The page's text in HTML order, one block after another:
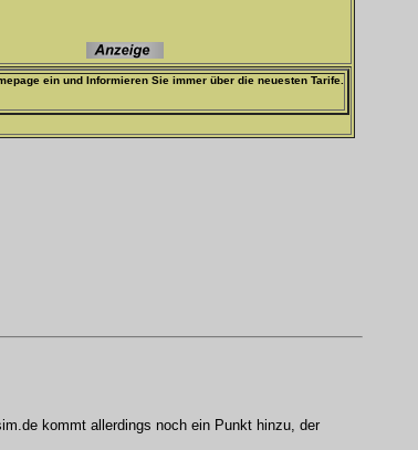
ein und Informieren Sie immer über die neuesten Tarife.
kommt allerdings noch ein Punkt hinzu, der